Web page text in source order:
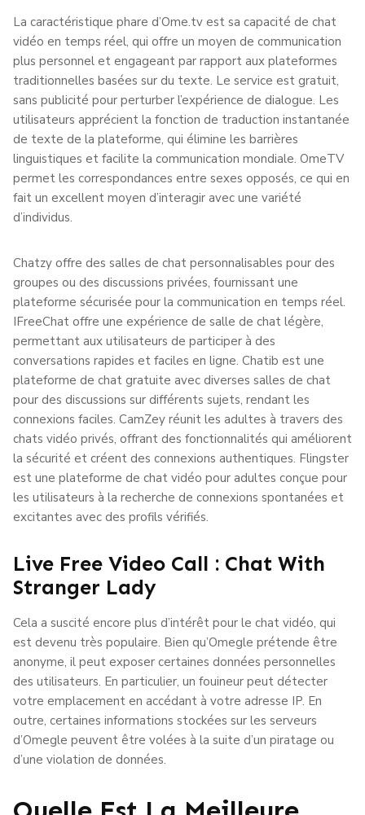
La caractéristique phare d’Ome.tv est sa capacité de chat
vidéo en temps réel, qui offre un moyen de communication
plus personnel et engageant par rapport aux plateformes
traditionnelles basées sur du texte. Le service est gratuit,
sans publicité pour perturber l’expérience de dialogue. Les
utilisateurs apprécient la fonction de traduction instantanée
de texte de la plateforme, qui élimine les barrières
linguistiques et facilite la communication mondiale. OmeTV
permet les correspondances entre sexes opposés, ce qui en
fait un excellent moyen d’interagir avec une variété
d’individus.
Chatzy offre des salles de chat personnalisables pour des
groupes ou des discussions privées, fournissant une
plateforme sécurisée pour la communication en temps réel.
IFreeChat offre une expérience de salle de chat légère,
permettant aux utilisateurs de participer à des
conversations rapides et faciles en ligne. Chatib est une
plateforme de chat gratuite avec diverses salles de chat
pour des discussions sur différents sujets, rendant les
connexions faciles. CamZey réunit les adultes à travers des
chats vidéo privés, offrant des fonctionnalités qui améliorent
la sécurité et créent des connexions authentiques. Flingster
est une plateforme de chat vidéo pour adultes conçue pour
les utilisateurs à la recherche de connexions spontanées et
excitantes avec des profils vérifiés.
Live Free Video Call : Chat With
Stranger Lady
Cela a suscité encore plus d’intérêt pour le chat vidéo, qui
est devenu très populaire. Bien qu’Omegle prétende être
anonyme, il peut exposer certaines données personnelles
des utilisateurs. En particulier, un fouineur peut détecter
votre emplacement en accédant à votre adresse IP. En
outre, certaines informations stockées sur les serveurs
d’Omegle peuvent être volées à la suite d’un piratage ou
d’une violation de données.